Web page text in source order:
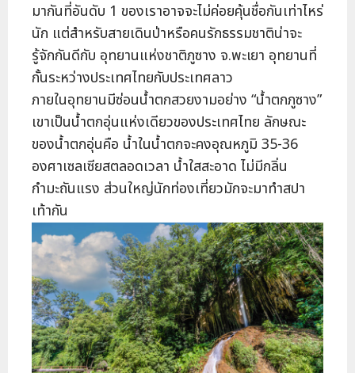
มากันที่อันดับ 1 ของเราอาจจะไม่ค่อยคุ้นชื่อกันเท่าไหร่
นัก แต่สำหรับสายเดินป่าหรือคนรักธรรมชาติน่าจะ
รู้จักกันดีกับ อุทยานแห่งชาติภูซาง จ.พะเยา อุทยานที่
กั้นระหว่างประเทศไทยกับประเทศลาว
ภายในอุทยานมีซ่อนน้ำตกสวยงามอย่าง “น้ำตกภูซาง”
เขาเป็นน้ำตกอุ่นแห่งเดียวของประเทศไทย ลักษณะ
ของน้ำตกอุ่นคือ น้ำในน้ำตกจะคงอุณหภูมิ 35-36
องศาเซลเซียสตลอดเวลา น้ำใสสะอาด ไม่มีกลิ่น
กำมะถันแรง ส่วนใหญ่นักท่องเที่ยวมักจะมาทำสปา
เท้ากัน